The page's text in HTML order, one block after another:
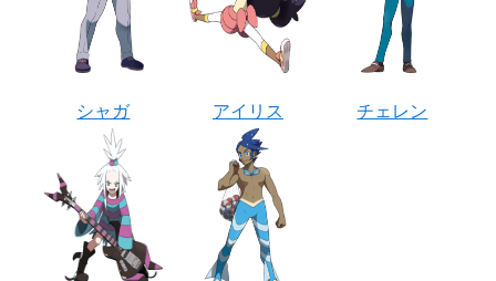
シャガ アイリス チェレン